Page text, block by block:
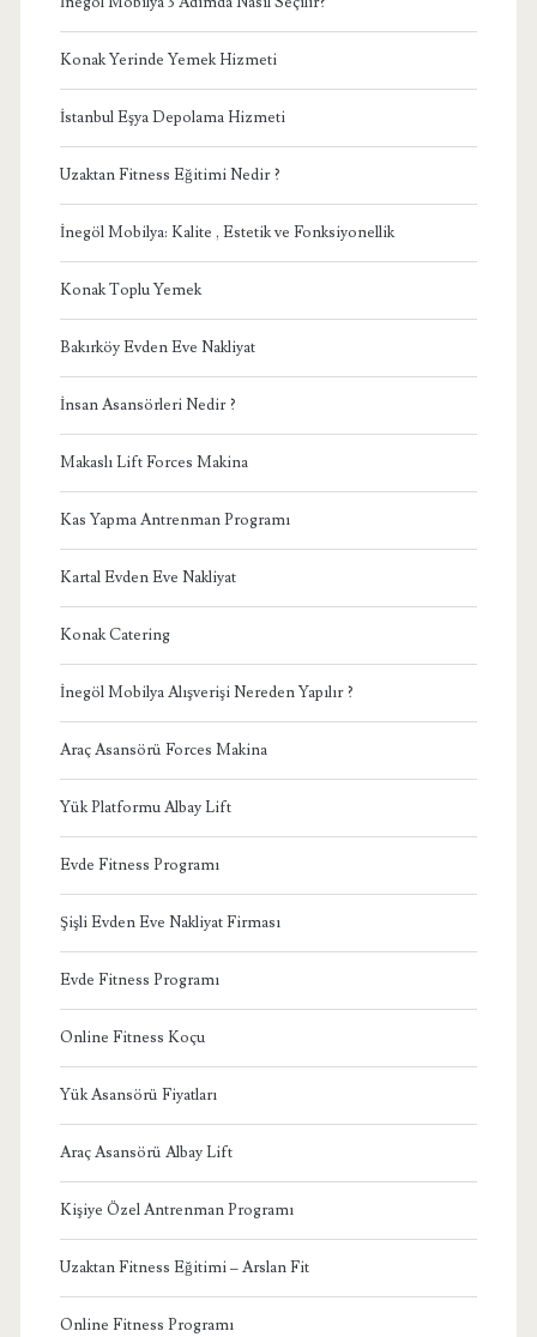
Konak Yerinde Yemek Hizmeti
İstanbul Eşya Depolama Hizmeti
Uzaktan Fitness Eğitimi Nedir ?
İnegöl Mobilya: Kalite , Estetik ve Fonksiyonellik
Konak Toplu Yemek
Bakırköy Evden Eve Nakliyat
İnsan Asansörleri Nedir ?
Makaslı Lift Forces Makina
Kas Yapma Antrenman Programı
Kartal Evden Eve Nakliyat
Konak Catering
İnegöl Mobilya Alışverişi Nereden Yapılır ?
Araç Asansörü Forces Makina
Yük Platformu Albay Lift
Evde Fitness Programı
Şişli Evden Eve Nakliyat Firması
Evde Fitness Programı
Online Fitness Koçu
Yük Asansörü Fiyatları
Araç Asansörü Albay Lift
Kişiye Özel Antrenman Programı
Uzaktan Fitness Eğitimi – Arslan Fit
Online Fitness Programı